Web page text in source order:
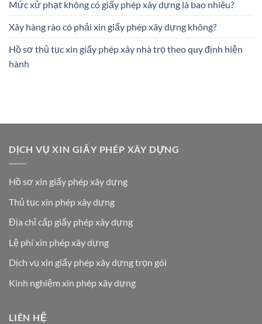
Mức xử phạt không có giấy phép xây dựng là bao nhiêu?
Xây hàng rào có phải xin giấy phép xây dựng không?
Hồ sơ thủ tục xin giấy phép xây nhà trọ theo quy định hiện
hành
DỊCH VỤ XIN GIẤY PHÉP XÂY DỰNG
Hồ sơ xin giấy phép xây dựng
Thủ tục xin phép xây dựng
Địa chỉ cấp giấy phép xây dựng
Lệ phí xin phép xây dựng
Dịch vụ xin giấy phép xây dựng trọn gói
Kinh nghiệm xin phép xây dựng
LIÊN HỆ